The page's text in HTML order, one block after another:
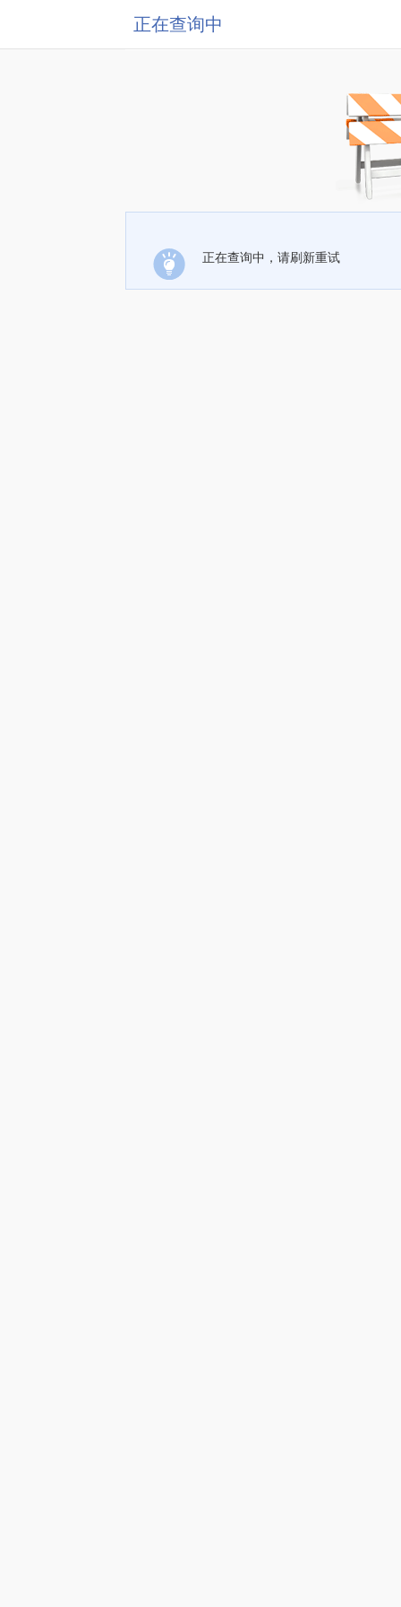
正在查询中
正在查询中，请刷新重试